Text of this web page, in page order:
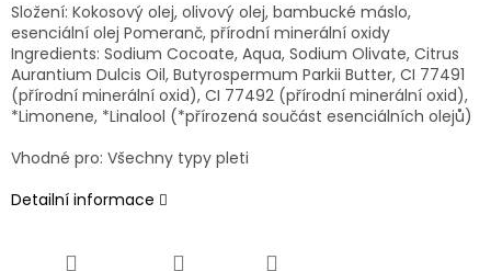
Složení: Kokosový olej, olivový olej, bambucké máslo,
esenciální olej Pomeranč, přírodní minerální oxidy
Ingredients: Sodium Cocoate, Aqua, Sodium Olivate, Citrus
Aurantium Dulcis Oil, Butyrospermum Parkii Butter, CI 77491
(přírodní minerální oxid), CI 77492 (přírodní minerální oxid),
*Limonene, *Linalool (*přírozená součást esenciálních olejů)
Vhodné pro: Všechny typy pleti
Detailní informace